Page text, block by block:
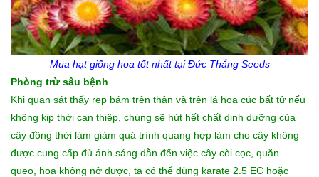
Mua hạt giống hoa tốtnhất tại Đức Thắng Seeds
Phòng trừ sâu bệnh
Khi quan sát thấy rẹp bám trên thân và trên lá hoa cúc bất tử nếu
không kịp thời can thiệp, chúng sẽ hút hết chất dinh dưỡng của
cây đồng thời làm giảm quá trình quang hợp làm cho cây không
được cung cấp đủ ánh sáng dẫn đến việc cây còi cọc, quăn
queo, hoa không nở được, ta có thể dùng karate 2.5 EC hoặc